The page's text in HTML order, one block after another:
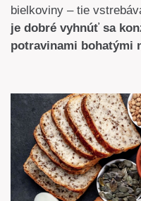
bielkoviny – tie
je dobré vyhnúť sa
potravinami bohatými